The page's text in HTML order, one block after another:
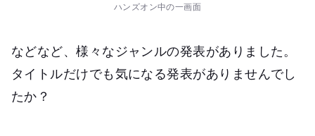
ハンズオン中の一画面
などなど、様々なジャンルの発表がありました。
タイトルだけでも気になる発表がありませんでし
たか？